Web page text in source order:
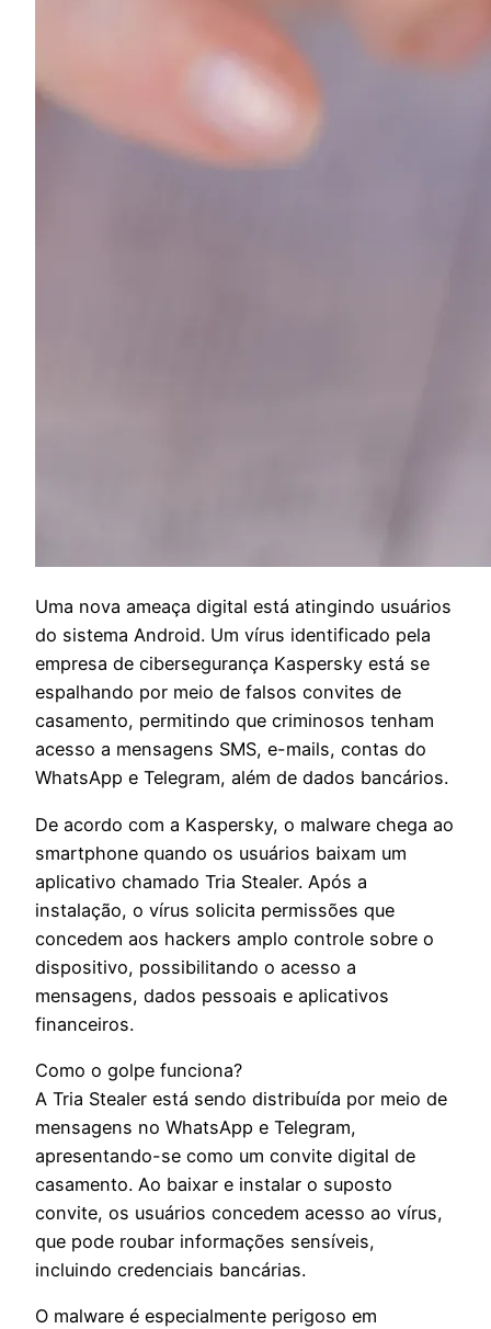
Uma nova ameaça digital está atingindo usuários
do sistema Android. Um vírus identificado pela
empresa de cibersegurança Kaspersky está se
espalhando por meio de falsos convites de
casamento, permitindo que criminosos tenham
acesso a mensagens SMS, e-mails, contas do
WhatsApp e Telegram, além de dados bancários.
De acordo com a Kaspersky, o malware chega ao
smartphone quando os usuários baixam um
aplicativo chamado Tria Stealer. Após a
instalação, o vírus solicita permissões que
concedem aos hackers amplo controle sobre o
dispositivo, possibilitando o acesso a
mensagens, dados pessoais e aplicativos
financeiros.
Como o golpe funciona?
A Tria Stealer está sendo distribuída por meio de
mensagens no WhatsApp e Telegram,
apresentando-se como um convite digital de
casamento. Ao baixar e instalar o suposto
convite, os usuários concedem acesso ao vírus,
que pode roubar informações sensíveis,
incluindo credenciais bancárias.
O malware é especialmente perigoso em